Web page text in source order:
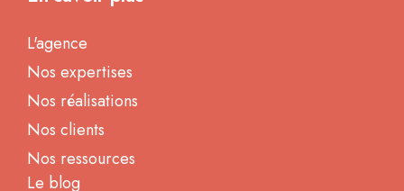
L'agence
Nos expertises
Nos réalisations
Nos clients
Nos ressources
Le blog